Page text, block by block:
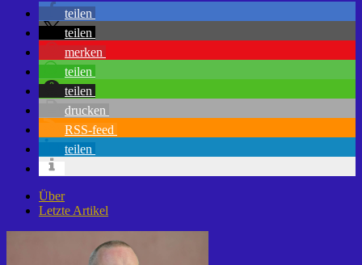
teilen
teilen
merken
teilen
teilen
drucken
RSS-feed
teilen
Über
Letzte Artikel